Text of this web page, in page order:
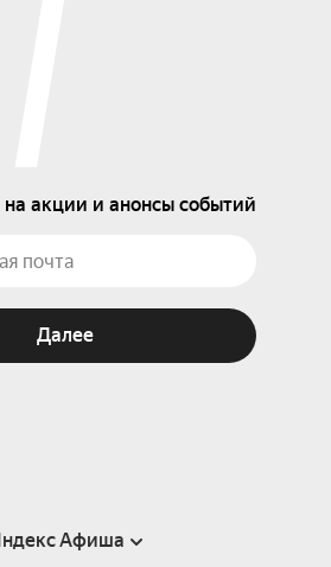
акции и анонсы событий
Далее
Афиша